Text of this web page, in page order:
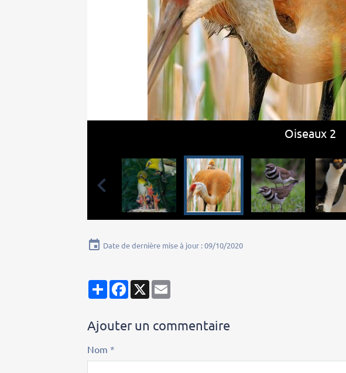
Oiseaux 2
Date de dernière mise à jour : 09/10/2020
PartagerFacebook
X
Ajouter un commentaire
Nom